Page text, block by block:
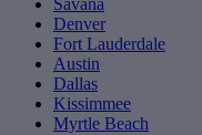
Denver
Fort Lauderdale
Austin
Dallas
Kissimmee
Myrtle Beach